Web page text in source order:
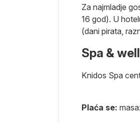
Za najmladje
16 god). U
(dani pirata,
Spa &
Knidos Spa
Plaća se: